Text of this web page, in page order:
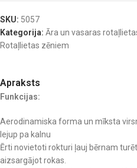
SKU: 5057
Kategorija: Āra un vasaras
Rotaļlietas zēniem
Apraksts
Funkcijas:
Aerodinamiska forma un mīksta
lejup pa kalnu
Ērti novietoti rokturi ļauj bērnam
aizsargājot rokas.